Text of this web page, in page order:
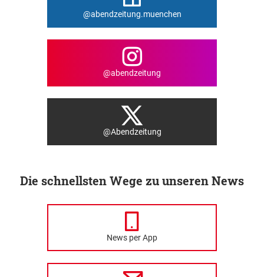
@abendzeitung.muenchen
@abendzeitung
@Abendzeitung
Die schnellsten Wege zu unseren News
News per App